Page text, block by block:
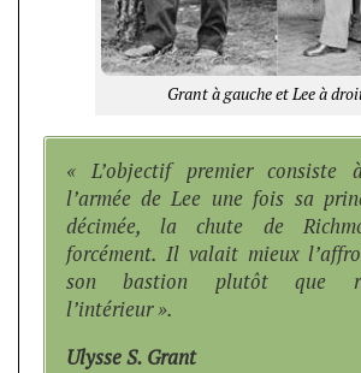
Grant à gauche et Lee à
« L’objectif premier consiste
l’armée de Lee une fois sa
décimée, la chute de
forcément. Il valait mieux
son bastion plutôt que
l’intérieur ».
Ulysse S. Grant